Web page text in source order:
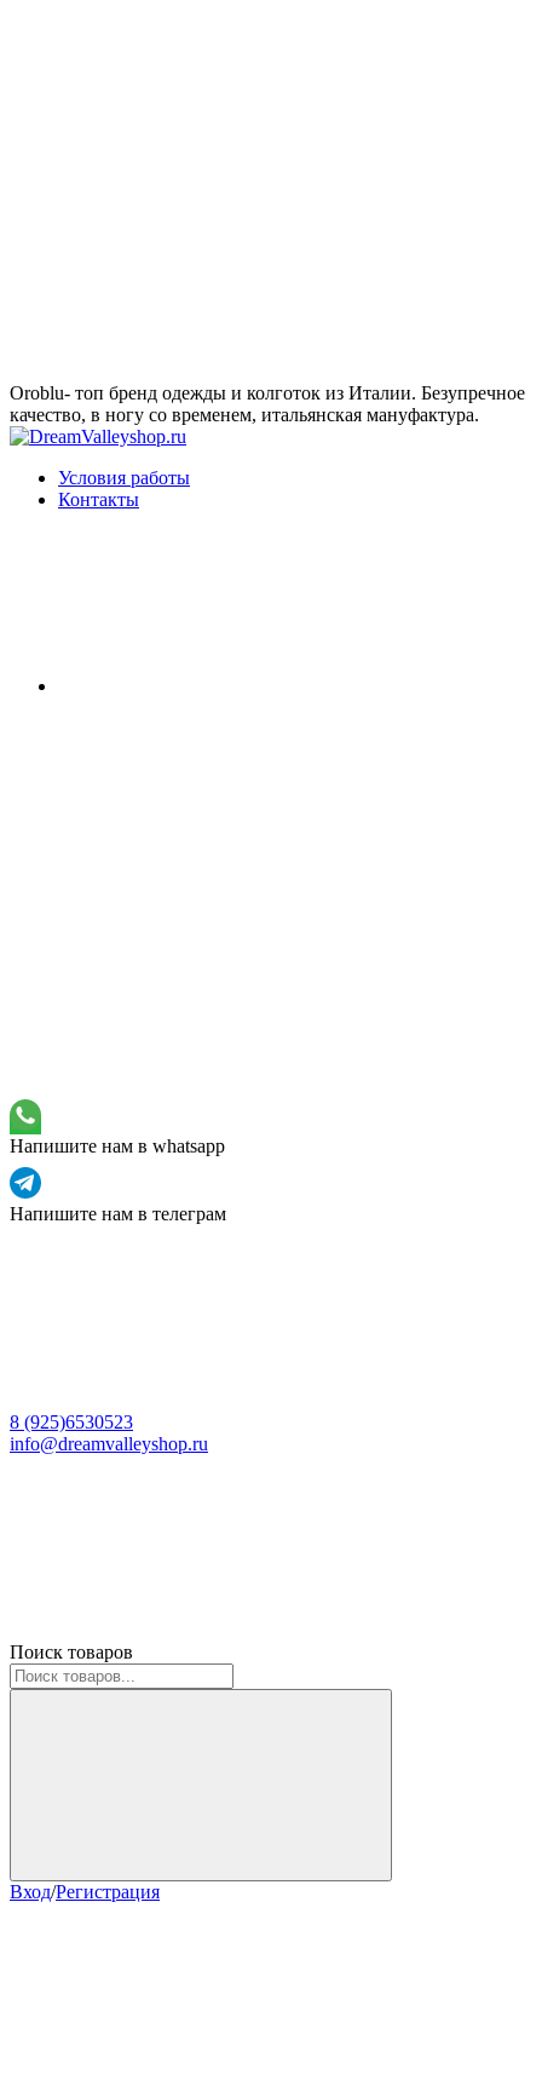
Oroblu- топ бренд одежды и колготок из Италии. Безупречное
качество, в ногу со временем, итальянская мануфактура.
Условия работы
Контакты
Напишите нам в whatsapp
Напишите нам в телеграм
8 (925)6530523
info@dreamvalleyshop.ru
Поиск товаров
Вход/Регистрация